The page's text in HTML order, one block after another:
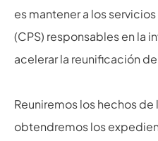
es mantener a los
(CPS) responsables en la
acelerar la reunificación
Reuniremos los hechos
obtendremos los